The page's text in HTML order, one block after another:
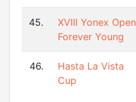
45.
XVIII Yonex Open
Forever Young
46.
Hasta La Vista
Cup